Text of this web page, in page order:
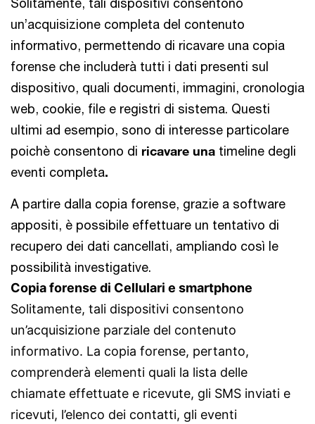
un’acquisizione completa del contenuto
informativo, permettendo di ricavare una copia
forense che includerà tutti i dati presenti sul
dispositivo, quali documenti, immagini, cronologia
web, cookie, file e registri di sistema. Questi
ultimi ad esempio, sono di interesse particolare
poichè consentono di ricavare una timeline degli
eventi completa.
A partire dalla copia forense, grazie a software
appositi, è possibile effettuare un tentativo di
recupero dei dati cancellati, ampliando così le
possibilità investigative.
Copia forense di Cellulari e smartphone
Solitamente, tali dispositivi consentono
un’acquisizione parziale del contenuto
informativo. La copia forense, pertanto,
comprenderà elementi quali la lista delle
chiamate effettuate e ricevute, gli SMS inviati e
ricevuti, l’elenco dei contatti, gli eventi